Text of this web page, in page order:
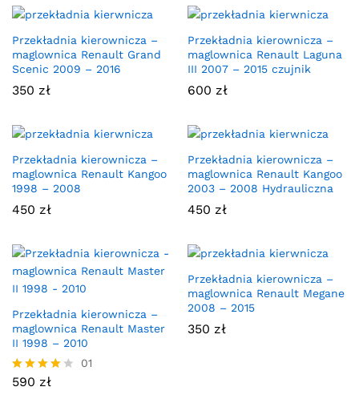
Przekładnia kierownicza –
maglownica Renault Grand
Scenic 2009 – 2016
350 zł
Przekładnia kierownicza –
maglownica Renault Laguna
III 2007 – 2015 czujnik
600 zł
Przekładnia kierownicza –
maglownica Renault Kangoo
1998 – 2008
450 zł
Przekładnia kierownicza –
maglownica Renault Kangoo
2003 – 2008 Hydrauliczna
450 zł
Przekładnia kierownicza –
maglownica Renault Master
II 1998 – 2010
Oceniono
01
590 zł
Przekładnia kierownicza –
maglownica Renault Megane
2008 – 2015
350 zł